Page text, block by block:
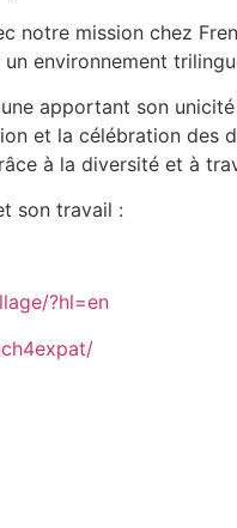
notre mission chez
environnement
apportant son
et la célébration
à la diversité et à
son travail :
?hl=en